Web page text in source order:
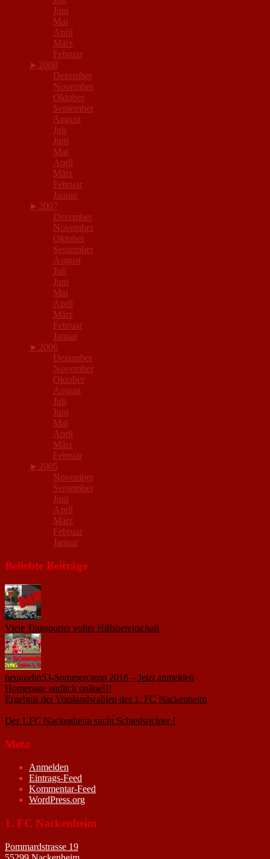
Juni
Mai
April
März
Februar
► 2008
Dezember
November
Oktober
September
August
Juli
Juni
Mai
April
März
Februar
Januar
► 2007
Dezember
November
Oktober
September
August
Juli
Juni
Mai
April
März
Februar
Januar
► 2006
Dezember
November
Oktober
August
Juli
Juni
Mai
April
März
Februar
► 2005
November
September
Juni
April
März
Februar
Januar
Beliebte Beiträge
Viele Transporter voller Hilfsbereitschaft
neunzehn53-Sommercamp 2016 – Jetzt anmelden
Homepage endlich online!!!
Ergebnis der Vorstandwahlen des 1. FC Nackenheim
Der 1.FC Nackenheim sucht Schiedsrichter !
Meta
Anmelden
Eintrags-Feed
Kommentar-Feed
WordPress.org
1. FC Nackenheim
Pommardstrasse 19